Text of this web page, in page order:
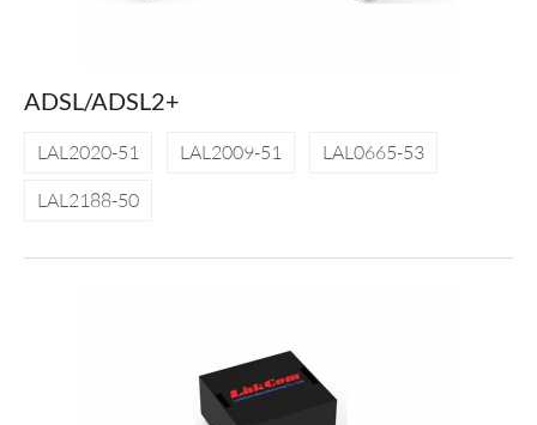
ADSL/ADSL2+
LAL2020-51 LAL2009-51
LAL0665-53
LAL2188-50